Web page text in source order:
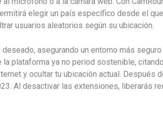
elegir un país específico desde el
usuarios aleatorios según su ubicación.
asegurando un entorno más
plataforma ya no period sostenible,
y ocultar tu ubicación actual. Después
Al desactivar las extensiones, liberarás